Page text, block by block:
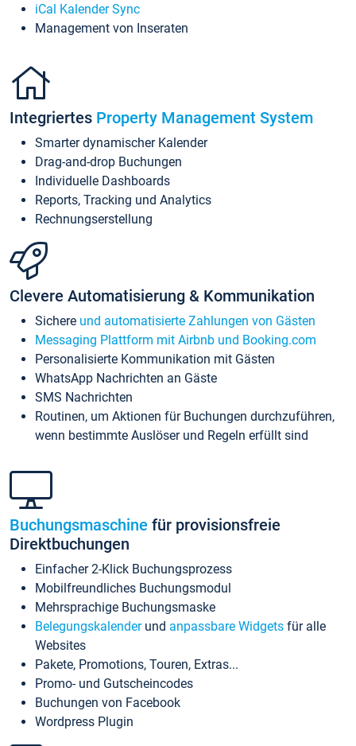
iCal Kalender Sync
Management von Inseraten
Integriertes Property Management System
Smarter dynamischer Kalender
Drag-and-drop Buchungen
Individuelle Dashboards
Reports, Tracking und Analytics
Rechnungserstellung
Clevere Automatisierung & Kommunikation
Sichere und automatisierte Zahlungen von Gästen
Messaging Plattform mit Airbnb und Booking.com
Personalisierte Kommunikation mit Gästen
WhatsApp Nachrichten an Gäste
SMS Nachrichten
Routinen, um Aktionen für Buchungen durchzuführen,
wenn bestimmte Auslöser und Regeln erfüllt sind
Buchungsmaschine für provisionsfreie
Direktbuchungen
Einfacher 2-Klick Buchungsprozess
Mobilfreundliches Buchungsmodul
Mehrsprachige Buchungsmaske
Belegungskalenderund anpassbare Widgets für alle
Websites
Pakete, Promotions, Touren, Extras...
Promo- und Gutscheincodes
Buchungen von Facebook
Wordpress Plugin